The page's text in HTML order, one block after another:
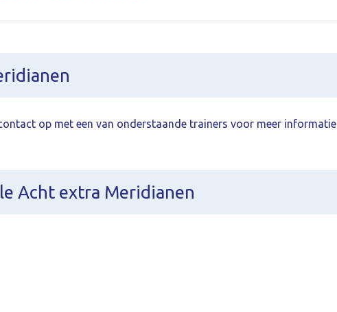
op met een van onderstaande trainers voor meer informatie.
Acht extra Meridianen